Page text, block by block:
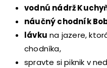
vodnú nádrž
náučný chodník
lávku na jazere,
chodníka,
spravte si piknik v